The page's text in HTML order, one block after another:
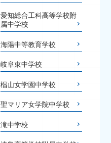
愛知総合工科高等学校附
属中学校
海陽中等教育学校
岐阜東中学校
椙山女学園中学校
聖マリア女学院中学校
滝中学校